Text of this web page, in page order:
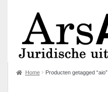
Home Producten getagged “aio”